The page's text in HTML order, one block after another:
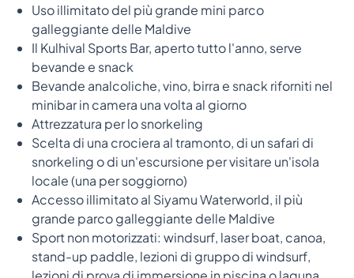
Uso illimitato del più grande mini parco
galleggiante delle Maldive
Il Kulhival Sports Bar, aperto tutto l'anno, serve
bevande e snack
Bevande analcoliche, vino, birra e snack riforniti nel
minibar in camera una volta al giorno
Attrezzatura per lo snorkeling
Scelta di una crociera al tramonto, di un safari di
snorkeling o di un'escursione per visitare un'isola
locale (una per soggiorno)
Accesso illimitato al Siyamu Waterworld, il più
grande parco galleggiante delle Maldive
Sport non motorizzati: windsurf, laser boat, canoa,
stand-up paddle, lezioni di gruppo di windsurf,